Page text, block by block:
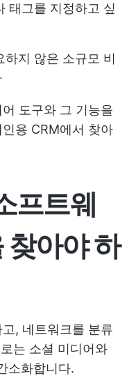
태그를 지정하고 싶
지 않은 소규모 비
도구와 그 기능을
용 CRM에서 찾아
프트웨
찾아야 하
, 네트워크를 분류
는 소셜 미디어와
소화합니다.